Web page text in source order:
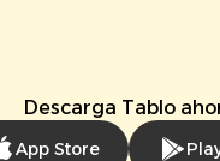
Descarga Tablo
App Store